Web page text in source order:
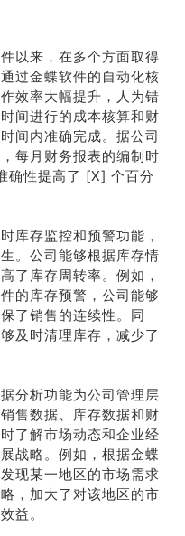
以来，在多个方面取得
过金蝶软件的自动化核
效率大幅提升，人为错
间进行的成本核算和财
间内准确完成。据公司
每月财务报表的编制时
确性提高了 [X] 个百分
库存监控和预警功能，
。公司能够根据库存情
了库存周转率。例如，
的库存预警，公司能够
了销售的连续性。同
及时清理库存，减少了
分析功能为公司管理层
售数据、库存数据和财
了解市场动态和企业经
战略。例如，根据金蝶
现某一地区的市场需求
，加大了对该地区的市
益。